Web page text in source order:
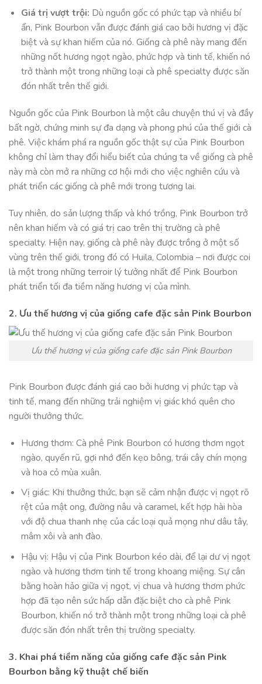
Giá trị vượt trội: Dù nguồn gốc có phức tạp và nhiều bí
ẩn, Pink Bourbon vẫn được đánh giá cao bởi hương vị đặc
biệt và sự khan hiếm của nó. Giống cà phê này mang đến
những nốt hương ngọt ngào, phức hợp và tinh tế, khiến nó
trở thành một trong những loại cà phê specialty được săn
đón nhất trên thế giới.
Nguồn gốc của Pink Bourbon là một câu chuyện thú vị và đầy
bất ngờ, chứng minh sự đa dạng và phong phú của thế giới cà
phê. Việc khám phá ra nguồn gốc thật sự của Pink Bourbon
không chỉ làm thay đổi hiểu biết của chúng ta về giống cà phê
này mà còn mở ra những cơ hội mới cho việc nghiên cứu và
phát triển các giống cà phê mới trong tương lai.
Tuy nhiên, do sản lượng thấp và khó trồng, Pink Bourbon trở
nên khan hiếm và có giá trị cao trên thị trường cà phê
specialty. Hiện nay, giống cà phê này được trồng ở một số
vùng trên thế giới, trong đó có Huila, Colombia – nơi được coi
là một trong những terroir lý tưởng nhất để Pink Bourbon
phát triển tối đa tiềm năng hương vị của mình.
2. Ưu thế hương vị của giống cafe đặc sản Pink Bourbon
Ưu thế hương vị của giống cafe đặc sản Pink Bourbon
Pink Bourbon được đánh giá cao bởi hương vị phức tạp và
tinh tế, mang đến những trải nghiệm vị giác khó quên cho
người thưởng thức.
Hương thơm: Cà phê Pink Bourbon có hương thơm ngọt
ngào, quyến rũ, gợi nhớ đến kẹo bông, trái cây chín mọng
và hoa cỏ mùa xuân.
Vị giác: Khi thưởng thức, bạn sẽ cảm nhận được vị ngọt rõ
rệt của mật ong, đường nâu và caramel, kết hợp hài hòa
với độ chua thanh nhẹ của các loại quả mọng như dâu tây,
mâm xôi và anh đào.
Hậu vị: Hậu vị của Pink Bourbon kéo dài, để lại dư vị ngọt
ngào và hương thơm tinh tế trong khoang miệng. Sự cân
bằng hoàn hảo giữa vị ngọt, vị chua và hương thơm phức
hợp đã tạo nên sức hấp dẫn đặc biệt cho cà phê Pink
Bourbon, khiến nó trở thành một trong những loại cà phê
được săn đón nhất trên thị trường specialty.
3. Khai phá tiềm năng của giống cafe đặc sản Pink
Bourbon bằng kỹ thuật chế biến